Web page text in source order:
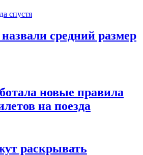
спустя
средний размер
новые правила
на поезда
раскрывать